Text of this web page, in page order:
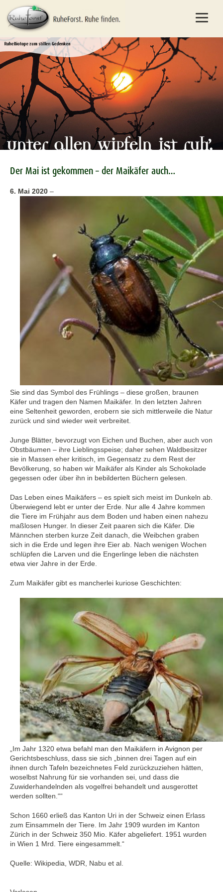
Der Mai ist gekommen – der Maikäfer auch…
6. Mai 2020 –
Sie sind das Symbol des Frühlings – diese großen, braunen
Käfer und tragen den Namen Maikäfer. In den letzten Jahren
eine Seltenheit geworden, erobern sie sich mittlerweile die Natur
zurück und sind wieder weit verbreitet.
Junge Blätter, bevorzugt von Eichen und Buchen, aber auch von
Obstbäumen – ihre Lieblingsspeise; daher sehen Waldbesitzer
sie in Massen eher kritisch, im Gegensatz zu dem Rest der
Bevölkerung, so haben wir Maikäfer als Kinder als Schokolade
gegessen oder über ihn in bebilderten Büchern gelesen.
Das Leben eines Maikäfers – es spielt sich meist im Dunkeln ab.
Überwiegend lebt er unter der Erde. Nur alle 4 Jahre kommen
die Tiere im Frühjahr aus dem Boden und haben einen nahezu
maßlosen Hunger. In dieser Zeit paaren sich die Käfer. Die
Männchen sterben kurze Zeit danach, die Weibchen graben
sich in die Erde und legen ihre Eier ab. Nach wenigen Wochen
schlüpfen die Larven und die Engerlinge leben die nächsten
etwa vier Jahre in der Erde.
Zum Maikäfer gibt es mancherlei kuriose Geschichten:
„Im Jahr 1320 etwa befahl man den Maikäfern in Avignon per
Gerichtsbeschluss, dass sie sich „binnen drei Tagen auf ein
ihnen durch Tafeln bezeichnetes Feld zurückzuziehen hätten,
woselbst Nahrung für sie vorhanden sei, und dass die
Zuwiderhandelnden als vogelfrei behandelt und ausgerottet
werden sollten.““
Schon 1660 erließ das Kanton Uri in der Schweiz einen Erlass
zum Einsammeln der Tiere. Im Jahr 1909 wurden im Kanton
Zürich in der Schweiz 350 Mio. Käfer abgeliefert. 1951 wurden
in Wien 1 Mrd. Tiere eingesammelt.“
Quelle: Wikipedia, WDR, Nabu et al.